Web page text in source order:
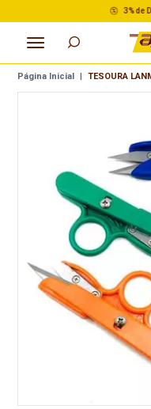
3% de Desconto
Página Inicial | TESOURA